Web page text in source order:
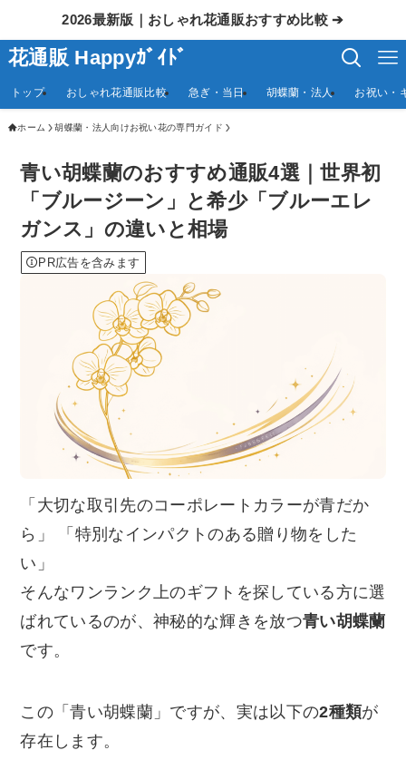
2026最新版｜おしゃれ花通販おすすめ比較 ➔
花通販 Happyｶﾞｲﾄﾞ
トップ おしゃれ花通販比較 急ぎ・当日 胡蝶蘭・法人 お祝い・
ホーム 胡蝶蘭・法人向けお祝い花の専門ガイド
青い胡蝶蘭のおすすめ通販4選｜世界初
「ブルージーン」と希少「ブルーエレ
ガンス」の違いと相場
PR広告を含みます
「大切な取引先のコーポレートカラーが青だか
ら」 「特別なインパクトのある贈り物をした
い」
そんなワンランク上のギフトを探している方に選
ばれているのが、神秘的な輝きを放つ青い胡蝶蘭
です。
この「青い胡蝶蘭」ですが、実は以下の2種類が
存在します。